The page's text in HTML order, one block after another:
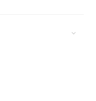
em bloco
em bloco